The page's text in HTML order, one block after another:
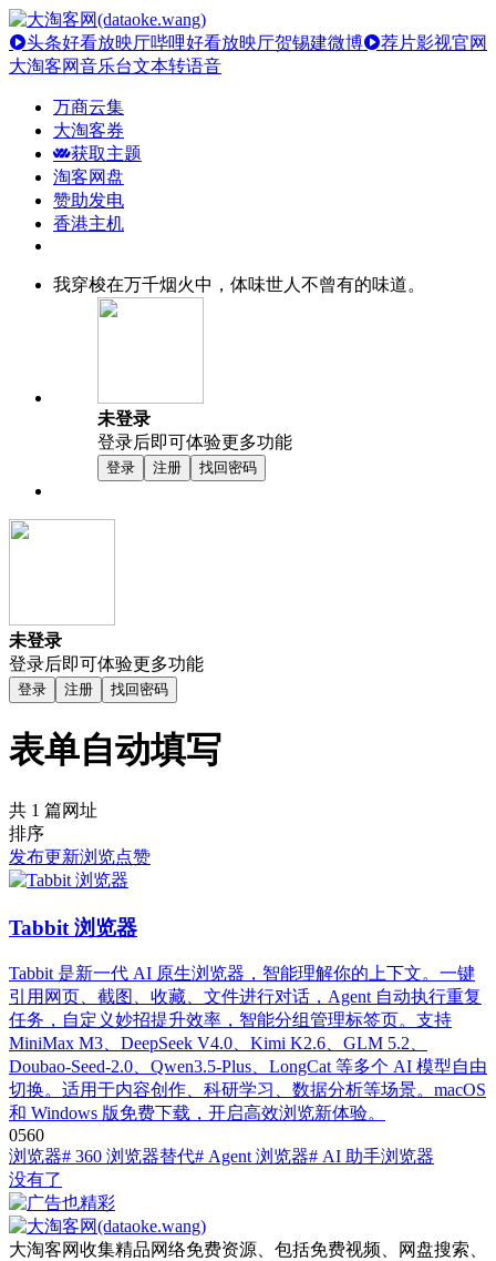
头条好看放映厅哔哩好看放映厅贺锡建微博
荐片影视官网
大淘客网音乐台文本转语音
万商云集
大淘客券
获取主题
淘客网盘
赞助发电
香港主机
我穿梭在万千烟火中，体味世人不曾有的味道。
未登录
登录后即可体验更多功能
登录 注册 找回密码
未登录
登录后即可体验更多功能
登录 注册 找回密码
表单自动填写
共 1 篇网址
排序
发布更新浏览点赞
Tabbit 浏览器
Tabbit 是新一代 AI 原生浏览器，智能理解你的上下文。一键
引用网页、截图、收藏、文件进行对话，Agent 自动执行重复
任务，自定义妙招提升效率，智能分组管理标签页。支持
MiniMax M3、DeepSeek V4.0、Kimi K2.6、GLM 5.2、
Doubao-Seed-2.0、Qwen3.5-Plus、LongCat 等多个 AI 模型自由
切换。适用于内容创作、科研学习、数据分析等场景。macOS
和 Windows 版免费下载，开启高效浏览新体验。
0560
浏览器# 360 浏览器替代# Agent 浏览器# AI 助手浏览器
没有了
大淘客网收集精品网络免费资源、包括免费视频、网盘搜索、